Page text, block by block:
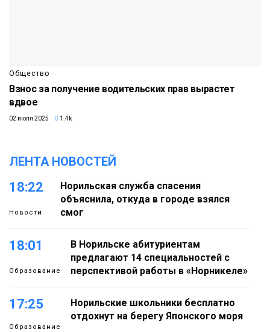
Общество
Взнос за получение водительских прав вырастет
вдвое
02 июля 2025 1.4k
ЛЕНТА НОВОСТЕЙ
18:22
Новости
Норильская служба спасения
объяснила, откуда в городе взялся
смог
18:01
Образование
В Норильске абитуриентам
предлагают 14 специальностей с
перспективой работы в «Норникеле»
17:25
Образование
Норильские школьники бесплатно
отдохнут на берегу Японского моря